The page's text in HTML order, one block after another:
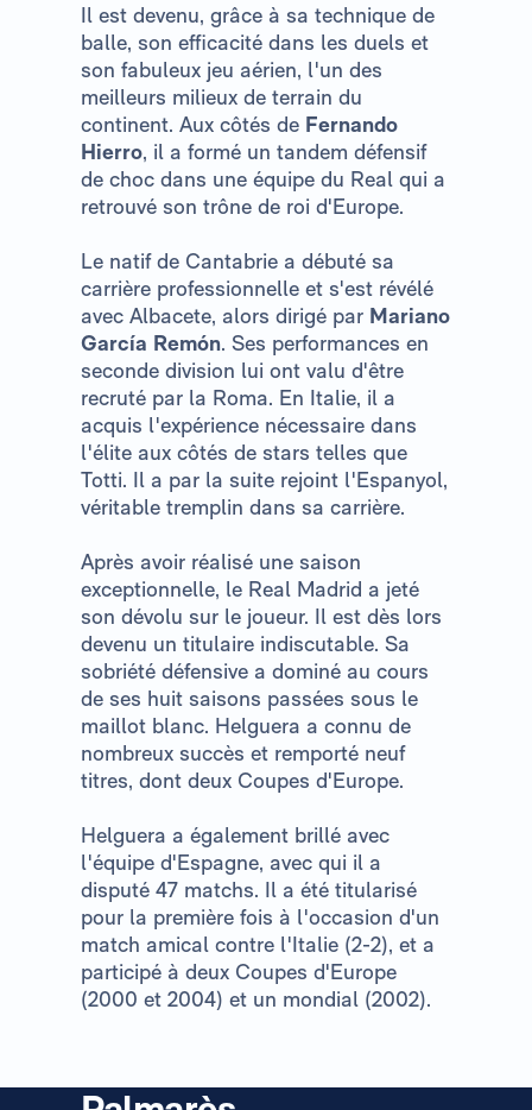
Il est devenu, grâce à sa technique de
balle, son efficacité dans les duels et
son fabuleux jeu aérien, l'un des
meilleurs milieux de terrain du
continent. Aux côtés de Fernando
Hierro, il a formé un tandem défensif
de choc dans une équipe du Real qui a
retrouvé son trône de roi d'Europe.
Le natif de Cantabrie a débuté sa
carrière professionnelle et s'est révélé
avec Albacete, alors dirigé par Mariano
García Remón. Ses performances en
seconde division lui ont valu d'être
recruté par la Roma. En Italie, il a
acquis l'expérience nécessaire dans
l'élite aux côtés de stars telles que
Totti. Il a par la suite rejoint l'Espanyol,
véritable tremplin dans sa carrière.
Après avoir réalisé une saison
exceptionnelle, le Real Madrid a jeté
son dévolu sur le joueur. Il est dès lors
devenu un titulaire indiscutable. Sa
sobriété défensive a dominé au cours
de ses huit saisons passées sous le
maillot blanc. Helguera a connu de
nombreux succès et remporté neuf
titres, dont deux Coupes d'Europe.
Helguera a également brillé avec
l'équipe d'Espagne, avec qui il a
disputé 47 matchs. Il a été titularisé
pour la première fois à l'occasion d'un
match amical contre l'Italie (2-2), et a
participé à deux Coupes d'Europe
(2000 et 2004) et un mondial (2002).